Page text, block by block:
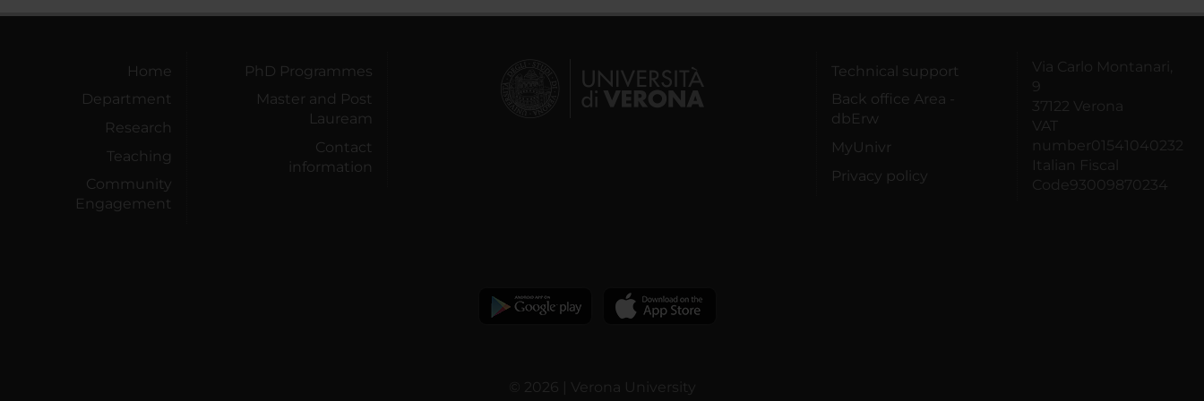
Home
Department
Research
Teaching
Community
Engagement
PhD Programmes
Master and Post
Lauream
Contact
information
Technical support
Back office Area -
dbErw
MyUnivr
Privacy policy
Via Carlo Montanari,
9
37122 Verona
VAT
number01541040232
Italian Fiscal
Code93009870234
© 2026 | Verona University